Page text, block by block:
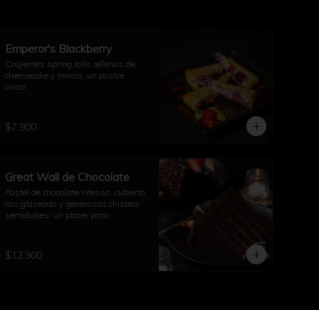
Emperor's Blackberry
Crujientes spring rolls rellenos de
cheesecake y moras, un postre
único.
$7.900
Great Wall de Chocolate
Pastel de chocolate intenso, cubierto
con glaseado y generosas chispas
semidulces: un placer para
$12.900